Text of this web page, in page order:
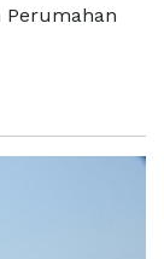
Perumahan